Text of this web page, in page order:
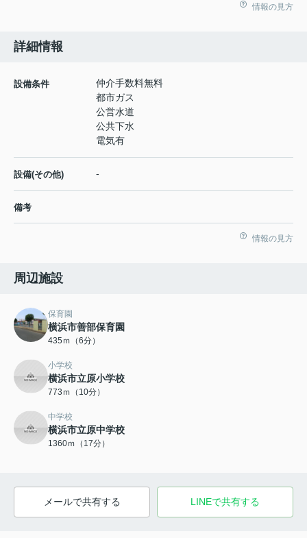
情報の見方
詳細情報
設備条件
仲介手数料無料
都市ガス
公営水道
公共下水
電気有
設備(その他) -
備考
情報の見方
周辺施設
保育園
横浜市善部保育園
435ｍ（6分）
小学校
横浜市立原小学校
773ｍ（10分）
中学校
横浜市立原中学校
1360ｍ（17分）
メールで共有する LINEで共有する